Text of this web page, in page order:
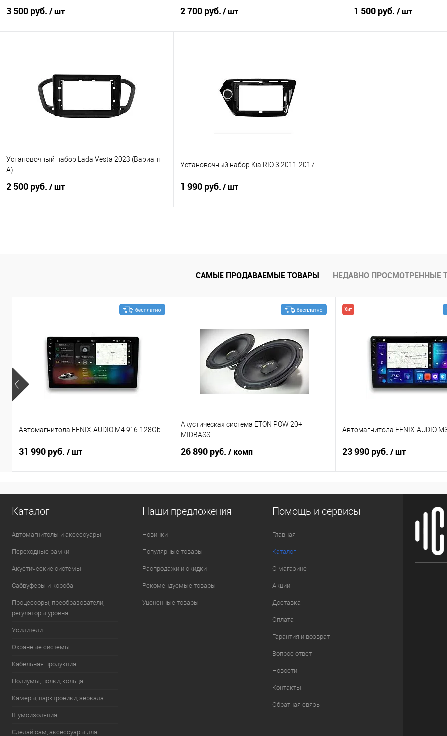
3 500 руб. / шт
Сравнение В избранное
2 700 руб. / шт
В избранное
1 500 руб. / шт
Установочный набор Lada Vesta 2023 (Вариант
А)
2 500 руб. / шт
Сравнение В избранное
Установочный набор Kia RIO 3 2011-2017
1 990 руб. / шт
Сравнение В избранное
САМЫЕ ПРОДАВАЕМЫЕ ТОВАРЫ НЕДАВНО ПРОСМОТРЕННЫЕ
Автомагнитола FENIX-AUDIO M4 9" 6-128Gb
31 990 руб. / шт
Акустическая система ETON POW 20+
MIDBASS
26 890 руб. / комп
Хит
Автомагнитола FENIX-AUDIO
23 990 руб. / шт
Каталог
Автомагнитолы и аксессуары
Переходные рамки
Акустические системы
Сабвуферы и короба
Процессоры, преобразователи,
регуляторы уровня
Усилители
Охранные системы
Кабельная продукция
Подиумы, полки, кольца
Камеры, парктроники, зеркала
Шумоизоляция
Сделай сам, аксессуары для
Наши предложения
Новинки
Популярные товары
Распродажи и скидки
Рекомендуемые товары
Уцененные товары
Помощь и сервисы
Главная
Каталог
О магазине
Акции
Доставка
Оплата
Гарантия и возврат
Вопрос ответ
Новости
Контакты
Обратная связь